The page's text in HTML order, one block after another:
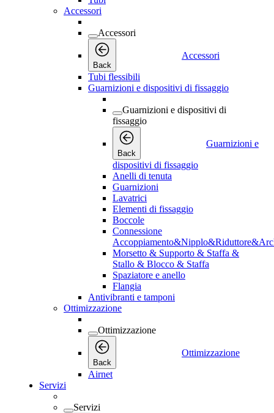
Accessori
Accessori
Back
Accessori
Tubi flessibili
Guarnizioni e dispositivi di fissaggio
Guarnizioni e dispositivi di
fissaggio
Back
Guarnizioni e
dispositivi di fissaggio
Anelli di tenuta
Guarnizioni
Lavatrici
Elementi di fissaggio
Boccole
Connessione
Morsetto & Supporto & Staffa &
Stallo & Blocco & Staffa
Spaziatore e anello
Flangia
Antivibranti e tamponi
Ottimizzazione
Ottimizzazione
Back
Ottimizzazione
Airnet
Servizi
Servizi